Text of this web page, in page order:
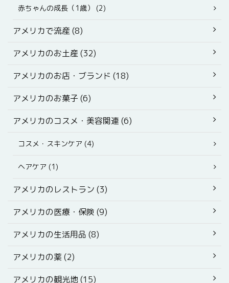
赤ちゃんの成長（1歳） (2)
アメリカで流産 (8)
アメリカのお土産 (32)
アメリカのお店・ブランド (18)
アメリカのお菓子 (6)
アメリカのコスメ・美容関連 (6)
コスメ・スキンケア (4)
ヘアケア (1)
アメリカのレストラン (3)
アメリカの医療・保険 (9)
アメリカの生活用品 (8)
アメリカの薬 (2)
アメリカの観光地 (15)